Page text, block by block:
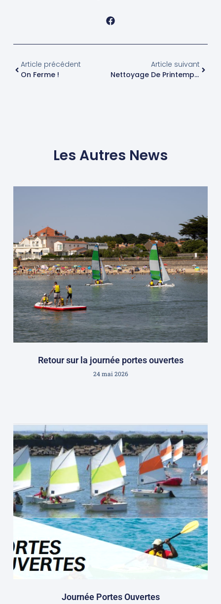
Article précédent
On Ferme !
Article suivant
Nettoyage De Printemps Le 16 Mars
Les Autres News
Retour sur la journée portes ouvertes
24 mai 2026
Journée Portes Ouvertes